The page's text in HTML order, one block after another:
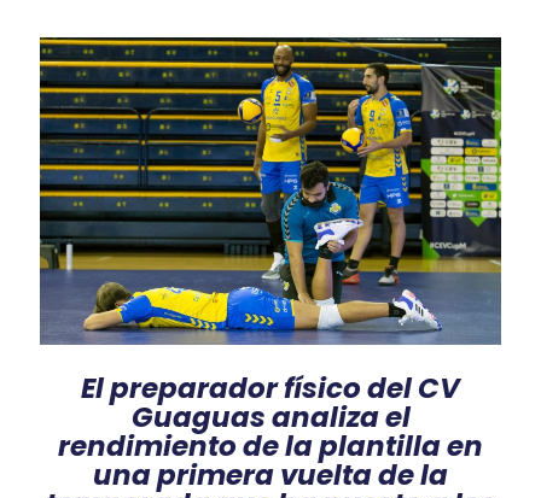
El preparador físico del CV
Guaguas analiza el
rendimiento de la plantilla en
una primera vuelta de la